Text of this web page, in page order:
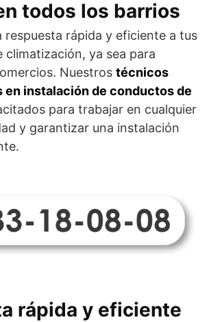
todos los barrios
respuesta rápida y eficiente a tus
climatización, ya sea para
Nuestros técnicos
en instalación de conductos de
para trabajar en cualquier
y garantizar una instalación
rápida y eficiente